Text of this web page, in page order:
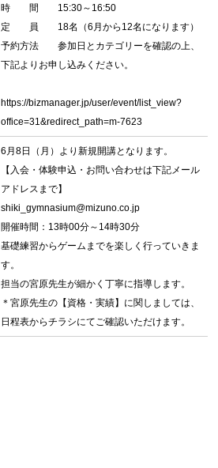
時 間 15:30～16:50
定 員 18名（6月から12名になります）
予約方法 参加日とカテゴリーを確認の上、
下記よりお申し込みください。
https://bizmanager.jp/user/event/list_view?
office=31&redirect_path=m-7623
6月8日（月）より新規開講となります。
【入会・体験申込・お問い合わせは下記メール
アドレスまで】
shiki_gymnasium@mizuno.co.jp
開催時間：13時00分～14時30分
基礎練習からゲームまでを楽しく行っていきま
す。
担当の宮原先生が細かく丁寧に指導します。
＊宮原先生の【資格・実績】に関しましては、
日程表からチラシにてご確認いただけます。